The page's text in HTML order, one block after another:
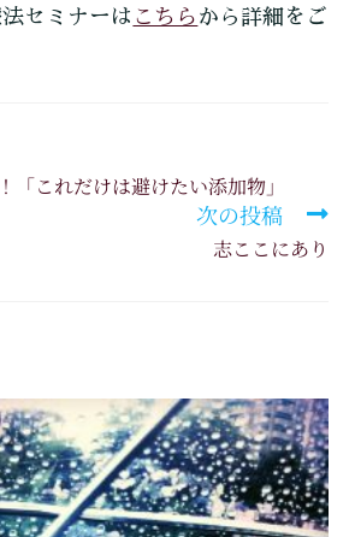
セミナーは こちら から詳細をご
「これだけは避けたい添加物」
次の投稿
志ここにあり